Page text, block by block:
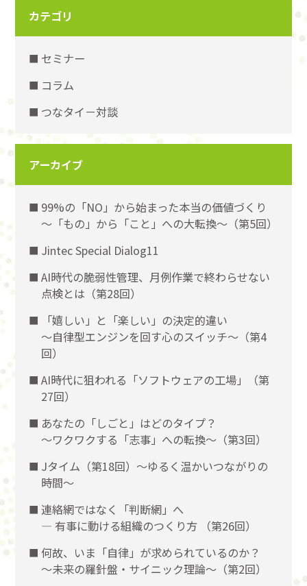
カテゴリ
セミナー
コラム
つなタイ－対談
アーカイブ
99%の「NO」から始まった本当の価値づくり
〜「もの」から「こと」への大転換〜（第5回）
Jintec Special Dialog11
AI時代の脆弱性管理、月例作業で終わらせない
点検とは（第28回）
「嬉しい」と「楽しい」の決定的違い
〜自律型エンジンを回す心のスイッチ〜（第4
回）
AI時代に狙われる「ソフトウェアの工場」（第
27回）
あなたの「しごと」はどのタイプ？
〜ワクワクする「志事」への転換〜（第3回）
Jタイム（第18回）～ゆるく温かいつながりの
時間～
連絡網ではなく「判断網」へ
― 有事に動ける組織のつくり方 （第26回）
何故、いま「自律」が求められているのか？
～未来の羅針盤・サイニック理論～（第2回）